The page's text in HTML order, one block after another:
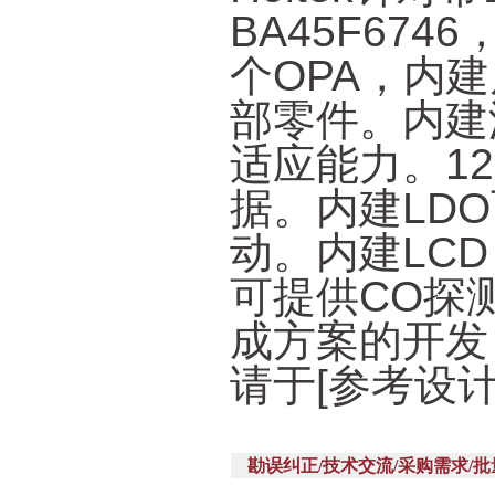
BA45F6746
个OPA，内
部零件。内
适应能力。
据。内建
动。内建
可提供CO探
成方案的开
请于[参考设
勘误纠正/技术交流/采购需求/批